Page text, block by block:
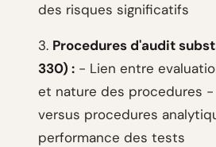
des risques significatifs
3. Procedures d'audit
330) : - Lien entre
et nature des procedures
versus procedures
performance des tests